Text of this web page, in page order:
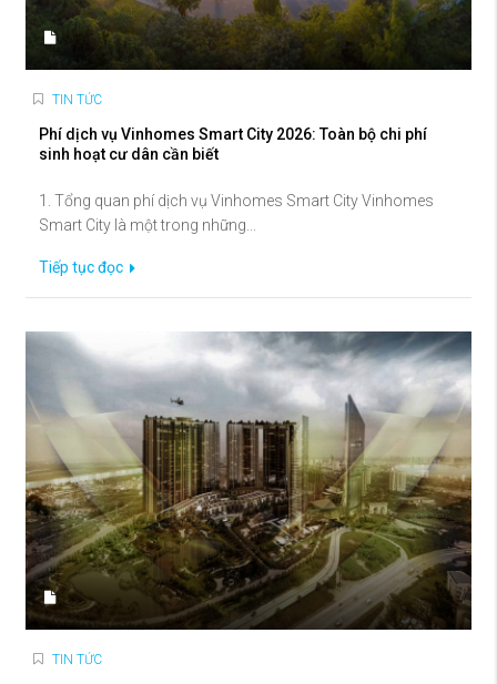
TIN TỨC
Phí dịch vụ Vinhomes Smart City 2026: Toàn bộ chi phí
sinh hoạt cư dân cần biết
1. Tổng quan phí dịch vụ Vinhomes Smart City Vinhomes
Smart City là một trong những...
Tiếp tục đọc
TIN TỨC